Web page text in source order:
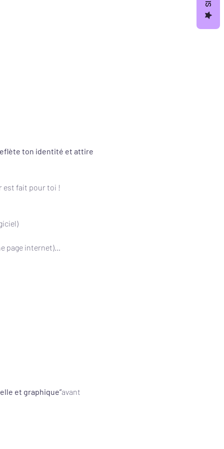
ton identité et attire
est fait pour toi !
page internet)…
et graphique”avant